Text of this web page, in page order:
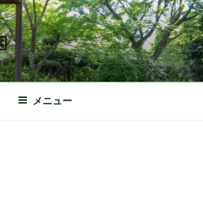
公園 公式ホームページ
奥久慈茶の体験施設
メニュー